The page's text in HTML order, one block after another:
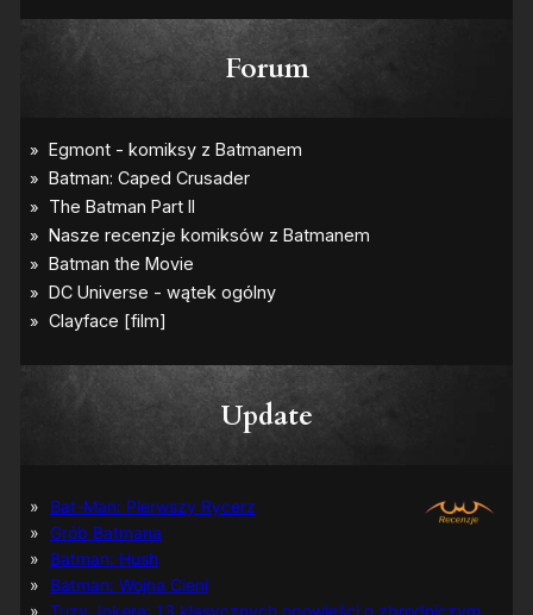
Forum
Update
Bat-Man: Pierwszy Rycerz
Grób Batmana
Batman: Hush
Batman: Wojna Cieni
Tuzy Jokera: 13 klasycznych opowieści o zbrodniczym